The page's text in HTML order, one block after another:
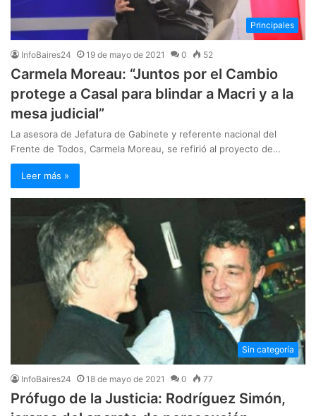
Principales
InfoBaires24 19 de mayo de 2021 0 52
Carmela Moreau: “Juntos por el Cambio
protege a Casal para blindar a Macri y a la
mesa judicial”
La asesora de Jefatura de Gabinete y referente nacional del
Frente de Todos, Carmela Moreau, se refirió al proyecto de…
Leer más »
Sin categoría
InfoBaires24 18 de mayo de 2021 0 77
Prófugo de la Justicia: Rodríguez Simón,